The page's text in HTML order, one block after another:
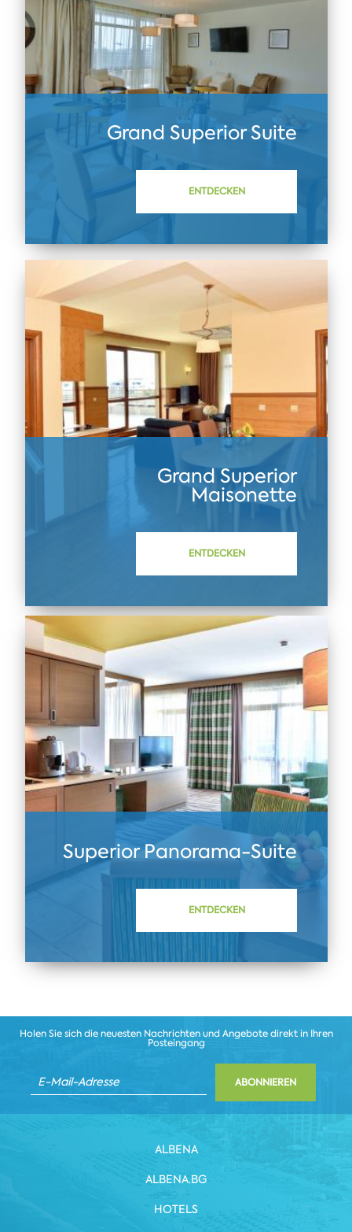
Grand Superior Suite
ENTDECKEN
Grand Superior
Maisonette
ENTDECKEN
Superior Panorama-Suite
ENTDECKEN
Holen Sie sich die neuesten Nachrichten und Angebote direkt in Ihren
Posteingang
ABONNIEREN
ALBENA
ALBENA.BG
HOTELS